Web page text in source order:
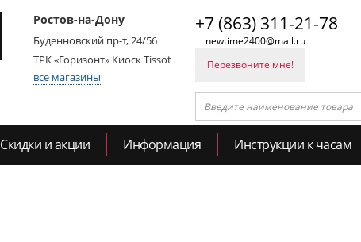
Ростов-на-Дону
Буденновский пр-т, 24/56
ТРК «Горизонт» Киоск Tissot
все магазины
+7 (863) 311-21-78
newtime2400@mail.ru
Перезвоните мне!
Скидки и акции Информация Инструкции к часам